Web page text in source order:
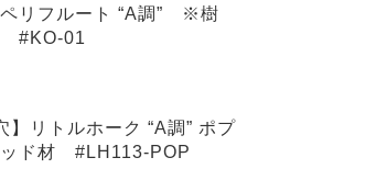
ペリフルート “A調” ※樹
#KO-01
】リトルホーク “A調” ポプ
ッド材 #LH113-POP